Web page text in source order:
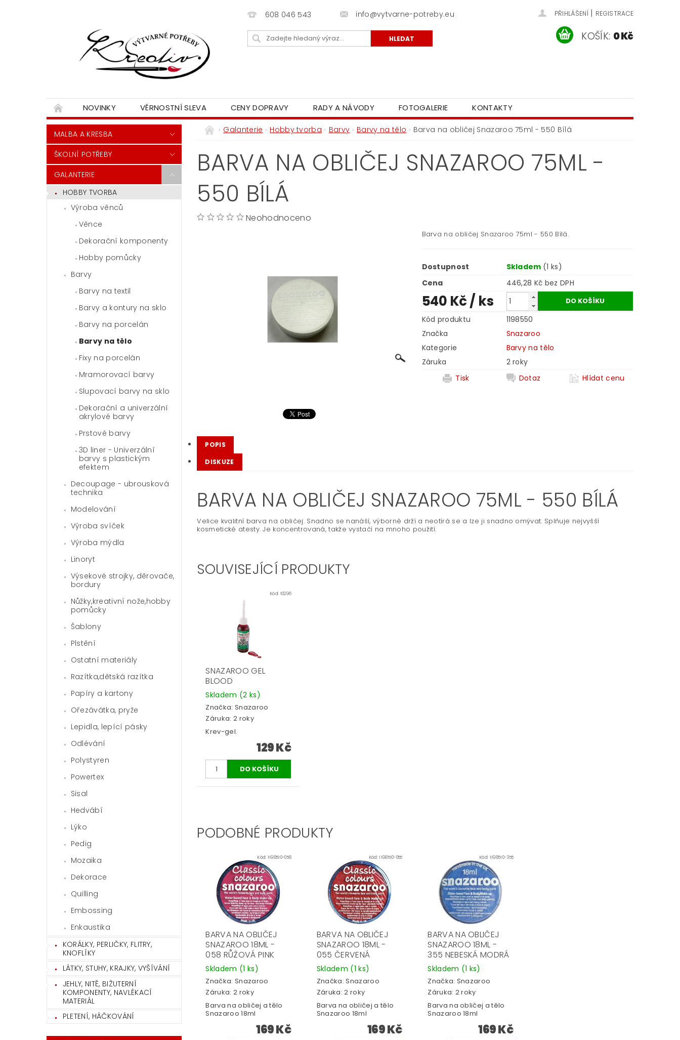
608 046 543 info@vytvarne-potreby.eu PŘIHLÁŠENÍ | REGISTRACE
KOŠÍK: 0 Kč
NOVINKY VĚRNOSTNÍ SLEVA CENY DOPRAVY RADY A NÁVODY FOTOGALERIE KONTAKTY
MALBA A KRESBA
ŠKOLNÍ POTŘEBY
GALANTERIE
HOBBY TVORBA
Výroba věnců
Věnce
Dekorační komponenty
Hobby pomůcky
Barvy
Barvy na textil
Barvy a kontury na sklo
Barvy na porcelán
Barvy na tělo
Fixy na porcelán
Mramorovací barvy
Slupovací barvy na sklo
Dekorační a univerzální
akrylové barvy
Prstové barvy
3D liner - Univerzální
barvy s plastickým
efektem
Decoupage - ubrousková
technika
Modelování
Výroba svíček
Výroba mýdla
Linoryt
Výsekové strojky, děrovače,
bordury
Nůžky,kreativní nože,hobby
pomůcky
Šablony
Plstění
Ostatní materiály
Razítka,dětská razítka
Papíry a kartony
Ořezávátka, pryže
Lepidla, lepící pásky
Odlévání
Polystyren
Powertex
Sisal
Hedvábí
Lýko
Pedig
Mozaika
Dekorace
Quilling
Embossing
Enkaustika
KORÁLKY, PERLIČKY, FLITRY,
KNOFLÍKY
LÁTKY, STUHY, KRAJKY, VYŠÍVÁNÍ
JEHLY, NITĚ, BIŽUTERNÍ
KOMPONENTY, NAVLÉKACÍ
MATERIÁL
PLETENÍ, HÁČKOVÁNÍ
Galanterie Hobby tvorba Barvy Barvy na tělo Barva na obličej Snazaroo 75ml - 550 Bílá
BARVA NA OBLIČEJ SNAZAROO 75ML -
550 BÍLÁ
Neohodnoceno
Barva na obličej Snazaroo 75ml - 550 Bílá.
Dostupnost Skladem (1 ks)
Cena
446,28 Kč bez DPH
540 Kč/ ks
Kód produktu
1198550
Značka
Snazaroo
Kategorie
Barvy na tělo
Záruka
2 roky
Tisk
Dotaz Hlídat cenu
POPIS
DISKUZE
BARVA NA OBLIČEJ SNAZAROO 75ML - 550 BÍLÁ
Velice kvalitní barva na obličej. Snadno se nanáší, výborně drží a neotírá se a lze ji snadno omývat. Splňuje nejvyšší
kosmetické atesty. Je koncentrovaná, takže vystačí na mnoho použití.
SOUVISEJÍCÍ PRODUKTY
Kód: 10296
SNAZAROO GEL
BLOOD
Skladem (2 ks)
Značka: Snazaroo
Záruka: 2 roky
Krev-gel.
129 Kč
PODOBNÉ PRODUKTY
Kód: 1198510-058
BARVA NA OBLIČEJ
SNAZAROO 18ML -
058 RŮŽOVÁ PINK
Skladem (1 ks)
Značka: Snazaroo
Záruka: 2 roky
Barva na obličej a tělo
Snazaroo 18ml
169 Kč
Kód:1198510-055
BARVA NA OBLIČEJ
SNAZAROO 18ML -
055 ČERVENÁ
Skladem (1 ks)
Značka:Snazaroo
Záruka: 2 roky
Barva na obličej a tělo
Snazaroo 18ml
169 Kč
Kód: 1198510-355
BARVA NA OBLIČEJ
SNAZAROO 18ML -
355 NEBESKÁ MODRÁ
Skladem (1 ks)
Značka: Snazaroo
Záruka: 2 roky
Barva na obličej a tělo
Snazaroo 18ml
169 Kč